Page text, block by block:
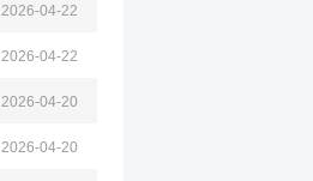
2026-04-22
药学
2026-04-22
2026-04-20
2026-04-20